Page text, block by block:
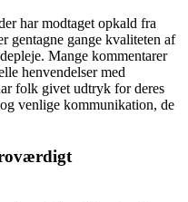
har modtaget opkald fra
gentagne gange kvaliteten af
Mange kommentarer
henvendelser med
folk givet udtryk for deres
venlige kommunikation, de